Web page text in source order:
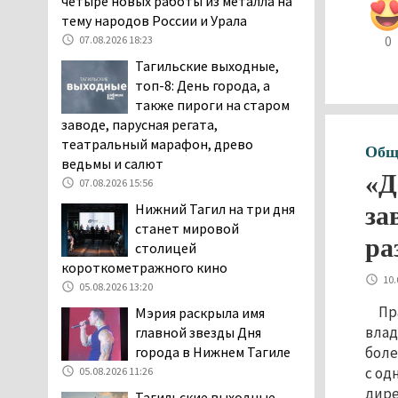
0
с
заявили, что их дочь в палате
покусала бельевая вошь
В Нижнем Тагиле на три
дня запретят
электросамокаты
06.08.2026 11:41
«Я уверен, это бельевая
вошь». Родители 10-
летней девочки
пожаловались на кровососущих
паразитов, которые искусали их
ребёнка в детской больнице
Нижнего Тагила
Директора уральского
предприятия по
производству дронов
тему народов России и Урала
07.08.2026 18:23
Тагильские выходные,
топ-8: День города, а
также пироги на старом
заводе, парусная регата,
театральный марафон, древо
ведьмы и салют
07.08.2026 15:56
Нижний Тагил на три дня
станет мировой
столицей
короткометражного кино
05.08.2026 13:20
Мэрия раскрыла имя
главной звезды Дня
города в Нижнем Тагиле
05.08.2026 11:26